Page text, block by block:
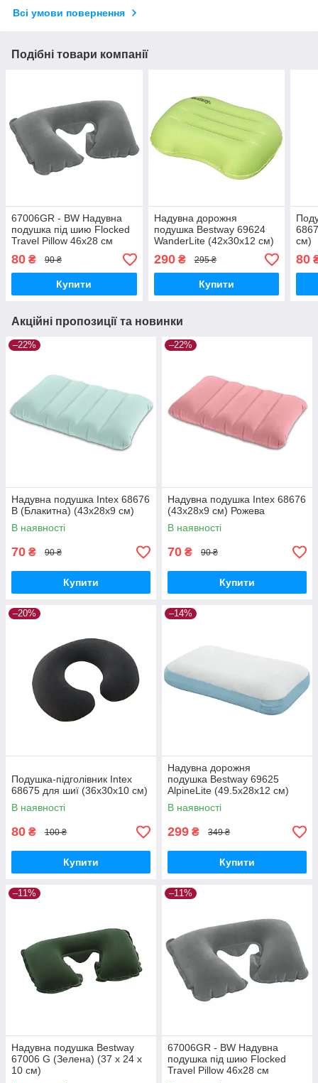
Всі умови повернення
Подібні товари компанії
67006GR - BW Надувна
подушка під шию Flocked
Travel Pillow 46х28 см
80 ₴ 90 ₴
Купити
Надувна дорожня
подушка Bestway 69624
WanderLite (42х30х12 см)
290₴ 295 ₴
Купити
см)
80
Акційні пропозиції та новинки
–22%
Надувна подушка Intex 68676
B (Блакитна) (43х28х9 см)
В наявності
70 ₴ 90 ₴
Купити
–22%
Надувна подушка Intex 68676
(43х28х9 см) Рожева
В наявності
70 ₴ 90 ₴
Купити
–20%
Подушка-підголівник Intex
68675 для шиї (36х30х10 см)
В наявності
80 ₴ 100 ₴
Купити
–14%
Надувна дорожня
подушка Bestway 69625
AlpineLite (49.5х28х12 см)
В наявності
299 ₴ 349 ₴
Купити
–11%
Надувна подушка Bestway
67006 G (Зелена) (37 х 24 х
10 см)
–11%
67006GR - BW Надувна
подушка під шию Flocked
Travel Pillow 46х28 см